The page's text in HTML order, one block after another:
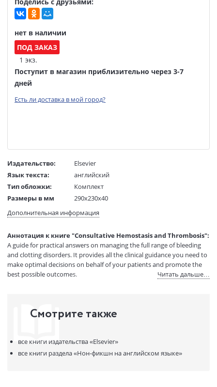
нет в наличии
ПОД ЗАКАЗ
1 экз.
Поступит в магазин приблизительно через 3-7
дней
Есть ли доставка в мой город?
Издательство:
Elsevier
Язык текста:
английский
Тип обложки:
Комплект
Размеры в мм
290x230x40
Вес:
3 гр.
Код товара:
50027044
Артикул:
12360463
ISBN:
9781455722969
В продаже с:
08.04.2021
Дополнительная информация
Аннотация к книге "Consultative Hemostasis and Thrombosis":
A guide for practical answers on managing the full range of bleeding
and clotting disorders. It provides all the clinical guidance you need to
make optimal decisions on behalf of your patients and promote the
best possible outcomes.
Читать дальше…
Смотрите также
все книги издательства«Elsevier»
все книги раздела«Нон-фикшн на английском языке»